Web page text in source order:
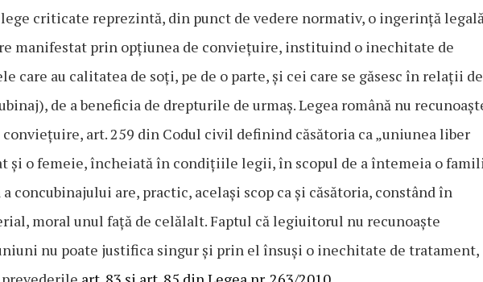
criticate reprezintă, din punct de vedere normativ, o ingerință
manifestat prin opțiunea de conviețuire, instituind o inechitate de
care au calitatea de soți, pe de o parte, şi cei care se găsesc în relații de
de a beneficia de drepturile de urmaș. Legea română nu
art. 259 din Codul civil definind căsătoria ca „uniunea liber
şi o femeie, încheiată în condițiile legii, în scopul de a întemeia o
concubinajului are, practic, același scop ca şi căsătoria, constând în
moral unul față de celălalt. Faptul că legiuitorul nu recunoaște
nu poate justifica singur şi prin el însuși o inechitate de tratament,